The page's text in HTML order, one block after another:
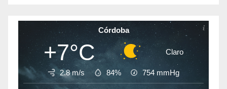
Córdoba
+7°C Claro
2.8 m/s 84% 754 mmHg